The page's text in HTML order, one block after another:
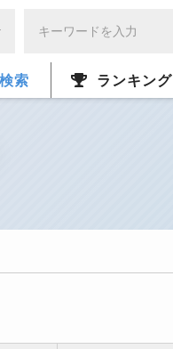
索 ランキング